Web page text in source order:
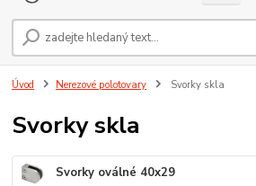
Úvod Nerezové polotovary Svorky skla
Svorky skla
Svorky oválné 40x29